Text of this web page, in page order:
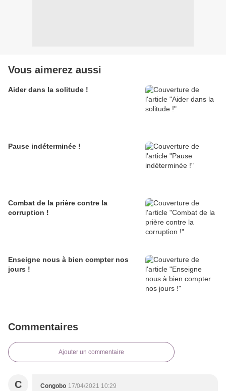
Vous aimerez aussi
Aider dans la solitude !
Pause indéterminée !
Combat de la prière contre la
corruption !
Enseigne nous à bien compter nos
jours !
Commentaires
Ajouter un commentaire
C Congobo 17/04/2021 10:29